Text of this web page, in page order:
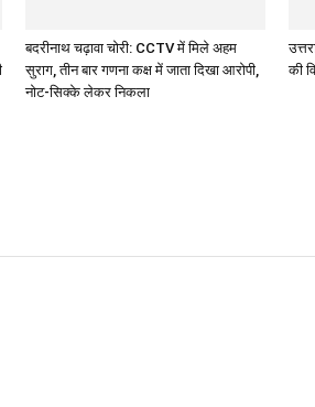
बदरीनाथ चढ़ावा चोरी: CCTV में मिले अहम
सुराग, तीन बार गणना कक्ष में जाता दिखा आरोपी,
नोट-सिक्के लेकर निकला
की